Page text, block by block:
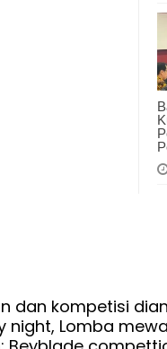
dan kompetisi
night, Lomba